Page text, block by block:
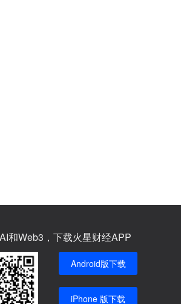
和Web3，下载火星财经APP
Android版下载
iPhone 版下载